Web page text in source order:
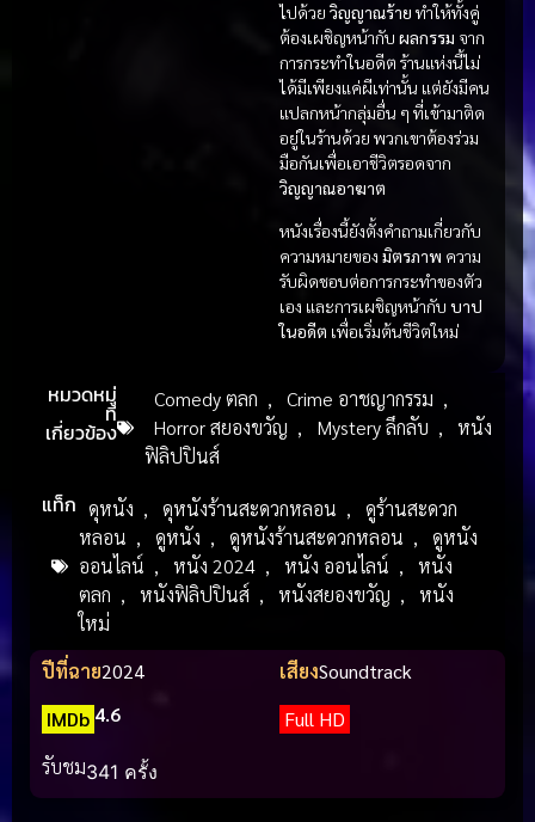
ไปด้วย วิญญาณร้าย ทำให้ทั้งคู่
ต้องเผชิญหน้ากับ ผลกรรม จาก
การกระทำในอดีต ร้านแห่งนี้ไม่
ได้มีเพียงแค่ผีเท่านั้น แต่ยังมีคน
แปลกหน้ากลุ่มอื่น ๆ ที่เข้ามาติด
อยู่ในร้านด้วย พวกเขาต้องร่วม
มือกันเพื่อเอาชีวิตรอดจาก
วิญญาณอาฆาต
หนังเรื่องนี้ยังตั้งคำถามเกี่ยวกับ
ความหมายของ มิตรภาพ ความ
รับผิดชอบต่อการกระทำของตัว
เอง และการเผชิญหน้ากับ บาป
ในอดีต เพื่อเริ่มต้นชีวิตใหม่
หมวดหมู่
ที่
เกี่ยวข้อง
Comedy ตลก , Crime อาชญากรรม ,
Horror สยองขวัญ , Mystery ลึกลับ ,
หนัง
ฟิลิปปินส์
แท็ก ดุหนัง , ดุหนังร้านสะดวกหลอน ,
ดูร้านสะดวก
หลอน , ดูหนัง , ดูหนังร้านสะดวกหลอน ,
ดูหนัง
ออนไลน์ , หนัง 2024 , หนัง ออนไลน์ ,
หนัง
ตลก , หนังฟิลิปปินส์ , หนังสยองขวัญ ,
หนัง
ใหม่
ปีที่ฉาย2024 เสียงSoundtrack
IMDb 4.6
Full HD
รับชม341 ครั้ง